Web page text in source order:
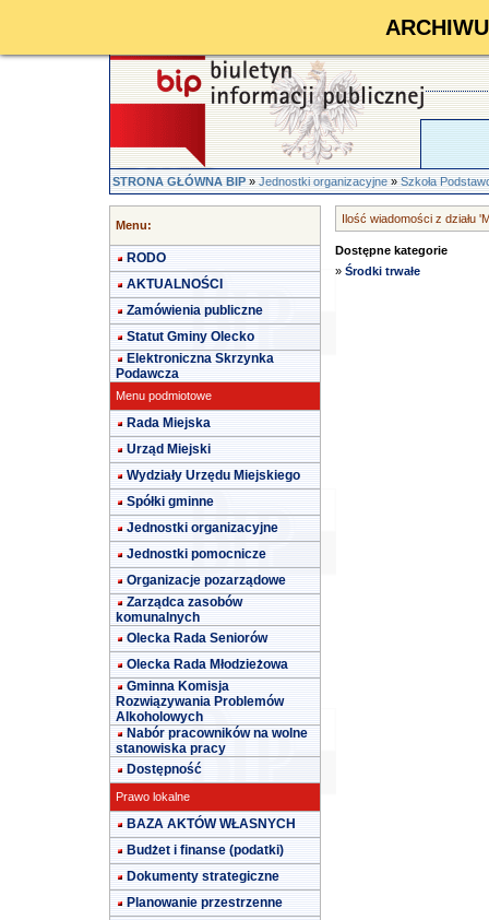
STRONA GŁÓWNA BIP»Jednostki organizacyjne»Szkoła
Menu:
RODO
AKTUALNOŚCI
Zamówienia publiczne
Statut Gminy Olecko
Elektroniczna Skrzynka
Podawcza
Menu podmiotowe
Rada Miejska
Urząd Miejski
Wydziały Urzędu Miejskiego
Spółki gminne
Jednostki organizacyjne
Jednostki pomocnicze
Organizacje pozarządowe
Zarządca zasobów
komunalnych
Olecka Rada Seniorów
Olecka Rada Młodzieżowa
Gminna Komisja
Rozwiązywania Problemów
Alkoholowych
Nabór pracowników na wolne
stanowiska pracy
Dostępność
Prawo lokalne
BAZA AKTÓW WŁASNYCH
Budżet i finanse (podatki)
Dokumenty strategiczne
Planowanie przestrzenne
Ilość wiadomości z działu
Dostępne kategorie
» Środki trwałe